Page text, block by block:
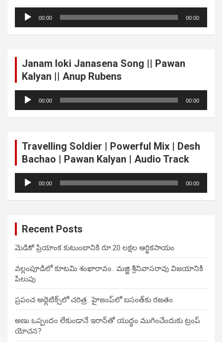
Audio
Player
00:00 00:00
Janam loki Janasena Song || Pawan
Kalyan || Anup Rubens
Audio
Player
00:00 00:00
Travelling Soldier | Powerful Mix | Desh
Bachao | Pawan Kalyan | Audio Track
Audio
Player
00:00 00:00
Recent Posts
మెడికో ప్రియాంక కుటుంబానికి రూ.20 లక్షల ఆర్థికసాయం
వల్లంపూడిలో కూటమి శంఖారావం.. మజ్జి శ్రీనివాసరావు విజయానికి
పిలుపు
ప్రపంచ అథ్లెటిక్స్‌లో చరిత్ర.. హైజంప్‌లో బసంత్‌కు రజతం
అణు ఒప్పందం లేకుండానే ఇరాన్‌తో యుద్ధం ముగించేందుకు ట్రంప్‌
యోచన?